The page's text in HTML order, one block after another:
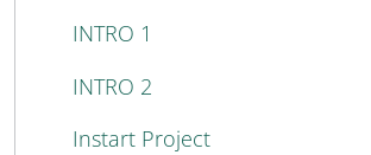
INTRO 1
INTRO 2
Instart Project